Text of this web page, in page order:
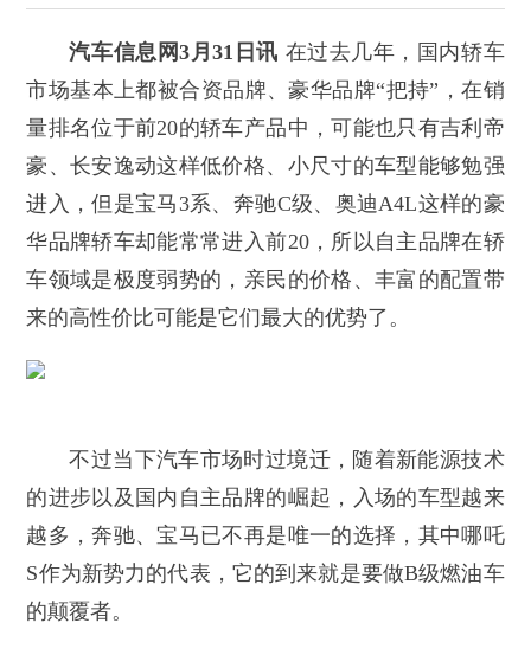
汽车信息网3月31日讯 在过去几年，国内轿车
市场基本上都被合资品牌、豪华品牌“把持”，在销
量排名位于前20的轿车产品中，可能也只有吉利帝
豪、长安逸动这样低价格、小尺寸的车型能够勉强
进入，但是宝马3系、奔驰C级、奥迪A4L这样的豪
华品牌轿车却能常常进入前20，所以自主品牌在轿
车领域是极度弱势的，亲民的价格、丰富的配置带
来的高性价比可能是它们最大的优势了。
不过当下汽车市场时过境迁，随着新能源技术
的进步以及国内自主品牌的崛起，入场的车型越来
越多，奔驰、宝马已不再是唯一的选择，其中哪吒
S作为新势力的代表，它的到来就是要做B级燃油车
的颠覆者。